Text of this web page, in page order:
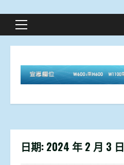
Primary
日期: 2024 年 2 月 3 日